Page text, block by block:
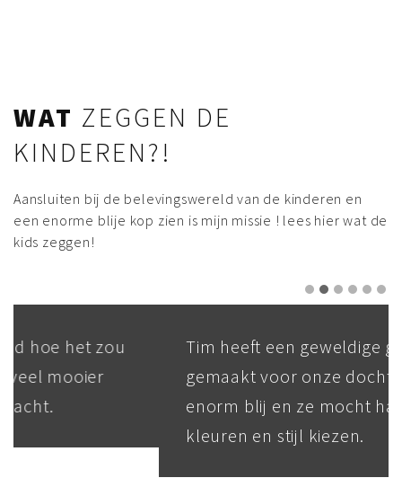
WAT ZEGGEN DE
KINDEREN?!
Aansluiten bij de belevingswereld van de kinderen en
een enorme blije kop zien is mijn missie ! lees hier wat de
kids zeggen!
Tim heeft een geweldige graffiti
gemaakt voor onze dochter. Ze is echt
enorm blij en ze mocht haar eigen
kleuren en stijl kiezen.